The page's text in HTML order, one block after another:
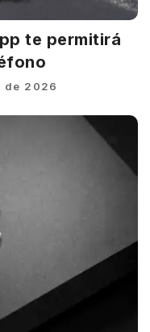
te permitirá
de 2026